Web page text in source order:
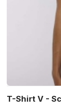
T-Shirt V -